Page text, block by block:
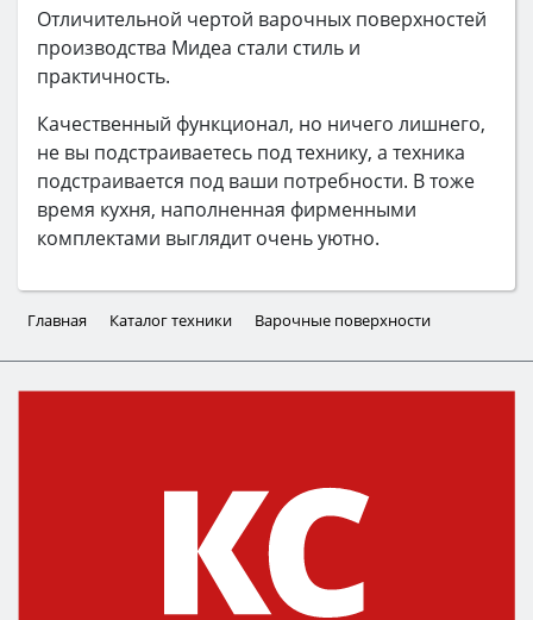
Отличительной чертой варочных поверхностей
производства Мидеа стали стиль и
практичность.
Качественный функционал, но ничего лишнего,
не вы подстраиваетесь под технику, а техника
подстраивается под ваши потребности. В тоже
время кухня, наполненная фирменными
комплектами выглядит очень уютно.
Главная Каталог техники Варочные поверхности